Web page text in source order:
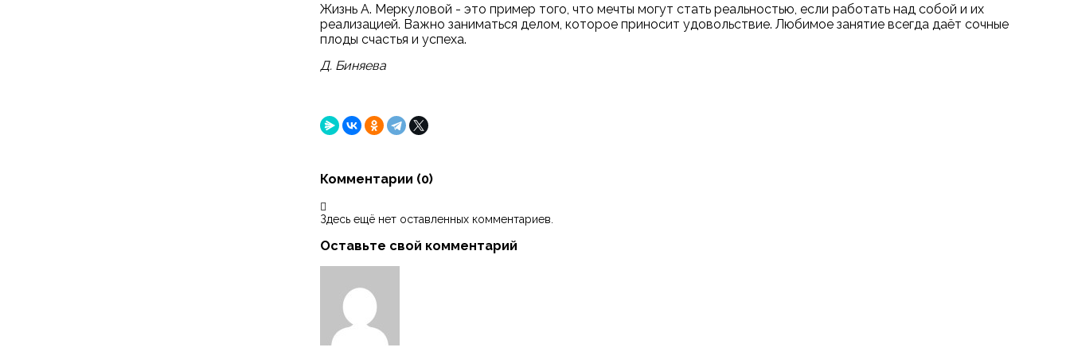
Жизнь А. Меркуловой - это пример того, что мечты могут стать реальностью, если работать над собой и их
реализацией. Важно заниматься делом, которое приносит удовольствие. Любимое занятие всегда даёт сочные
плоды счастья и успеха.
Д. Биняева
Комментарии (0)
Здесь ещё нет оставленных комментариев.
Оставьте свой комментарий